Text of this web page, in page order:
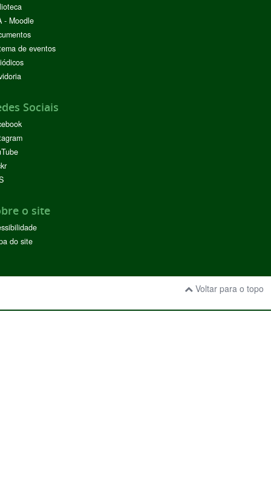
- Moodle
de eventos
Sociais
o site
do site
Voltar para o topo